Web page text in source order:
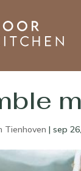
Tienhoven |sep